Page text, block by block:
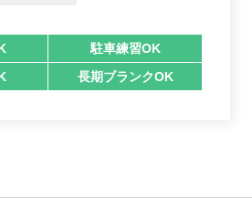
駐車練習OK
長期ブランクOK